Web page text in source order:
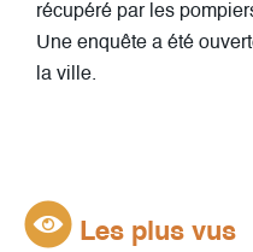
récupéré par les
Une enquête a été
la ville.
Les plus vus